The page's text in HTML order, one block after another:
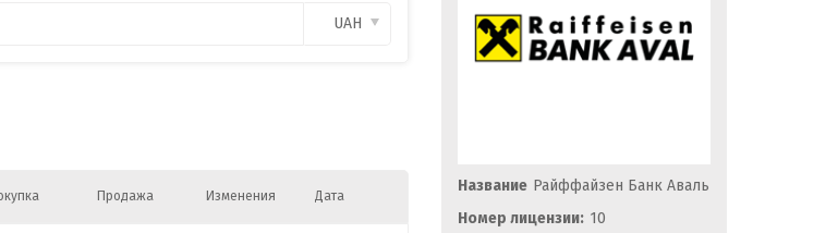
UAH
Продажа Изменения Дата
Название Райффайзен Банк Аваль
Номер лицензии: 10